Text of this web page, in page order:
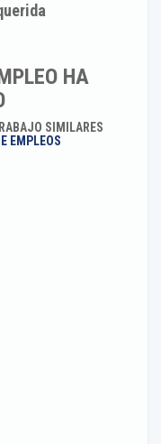
HA
SIMILARES
EMPLEOS